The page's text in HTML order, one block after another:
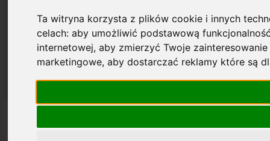
Ta witryna korzysta z plików cookie i innych
celach:aby umożliwić podstawową
internetowej,aby zmierzyć Twoje
marketingowe,aby dostarczać reklamy które są
Roczniki